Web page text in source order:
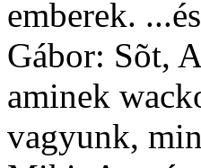
emberek.
Gábor: Sõt,
aminek
vagyunk,